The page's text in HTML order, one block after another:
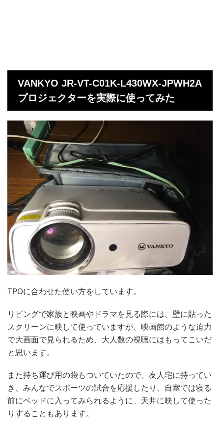
VANKYO JR-VT-C01K-L430WX-JPWH2A
プロジェクターを実際に使ってみた
TPOに合わせた使い方をしています。
リビングで家族と映画やドラマを見る際には、壁に貼った
スクリーンに映して使っていますが、映画館のような迫力
で大画面で見られるため、大人数の視聴にはもってこいだ
と思います。
また持ち運び用の袋もついていたので、友人宅に持ってい
き、みんなでスポーツの試合を応援したり、自室では寝る
前にベッドに入ってみられるように、天井に映して使った
りすることもあります。